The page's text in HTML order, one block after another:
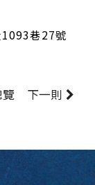
巷27號
下一則